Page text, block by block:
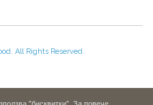
All Rights Reserved.
"бисквитки". За повече